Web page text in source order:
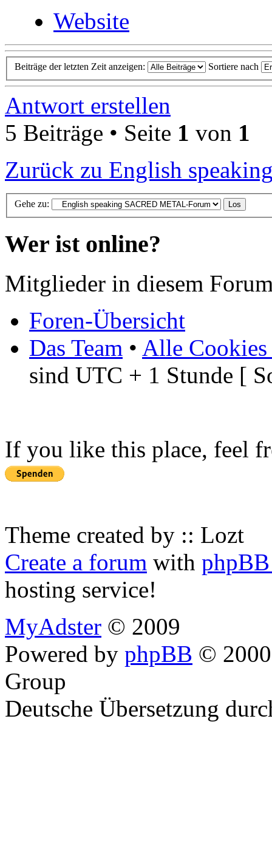
Website
Beiträge der letzten Zeit anzeigen: Sortiere nach
Antwort erstellen
5 Beiträge • Seite 1 von 1
Zurück zu English
Gehe zu:
Wer ist online?
Mitglieder in diesem
Foren-Übersicht
Das Team • Alle Cookies
sind UTC + 1 Stunde [
If you like this place, feel
Theme created by :: Lozt
Create a forum with
hosting service!
MyAdster © 2009
Powered by phpBB ©
Group
Deutsche Übersetzung